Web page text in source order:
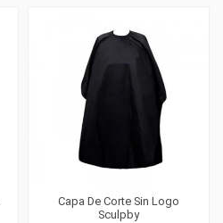
Capa De Corte Sin Logo
Sculpby